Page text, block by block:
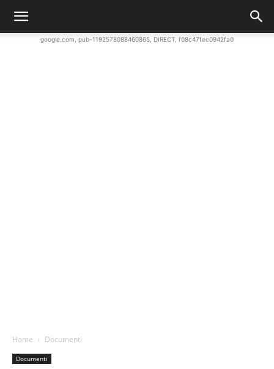
google.com, pub-1192578088460865, DIRECT, f08c47fec0942fa0
Home Documenti
Documenti